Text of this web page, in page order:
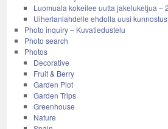
Luomuala kokeilee uutta jakeluketjua –
Uiherlanlahdelle ehdolla uusi
Photo inquiry – Kuvatiedustelu
Photo search
Photos
Decorative
Fruit & Berry
Garden Plot
Garden Trips
Greenhouse
Nature